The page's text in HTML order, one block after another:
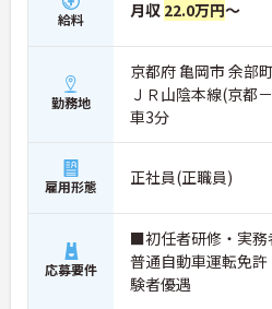
給料 月収 22.0万円～
勤務地
京都府 亀岡市 余部
ＪＲ山陰本線(京都
車3分
雇用形態 正社員(正職員)
応募要件
■初任者研修・実
普通自動車運転免
験者優遇